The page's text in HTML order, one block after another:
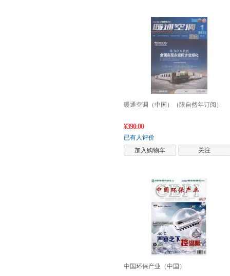
暖通空调（中国）（限自然年订阅）
¥390.00
已有人评价
加入购物车
关注
中国环保产业（中国）